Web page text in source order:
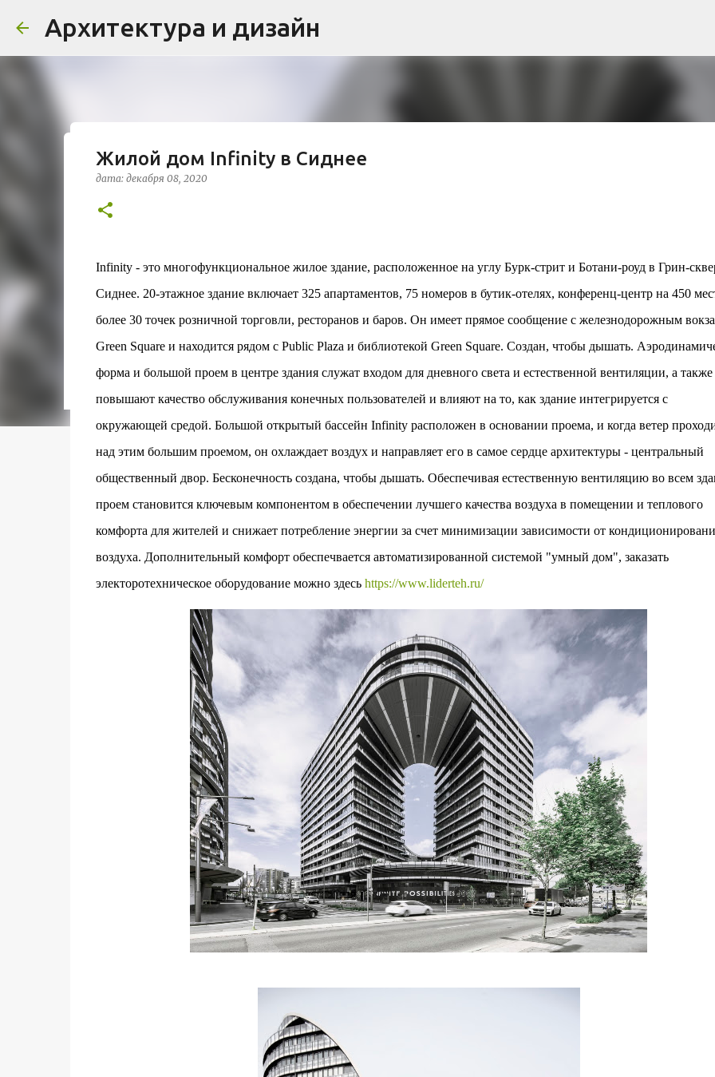
Архитектура и дизайн
Проект дома в стиле модерна и современной биомимикрии
Жардена»
дата:
бюро Vincent Callebaut Architectures. Проект, расположенный на территории бывшей пехотной школы
районе Cité Créative, стал примером гармоничной интеграции современной архитектуры в
контекст. Комплекс состоит из двух объектов: «Théia» (75 квартир, из которых 17 — социального
назначения, общая площадь 5 364 м²) и «Opale & Sens» (38 квартир, включая 11 доступных, площадь 2 845
В общей сложности 113 жилых единиц спроектированы с учетом строгих норм пожарной безопасности,
принципов биоразнообразия и социальной инклюзивности. Успех проекта был подтвержден победой
городском конкурсе 2021 года и получением престижной награды «Серебряная пирамида глобального
качества» от Федерации застройщиков Окситании в 2024 году. Концепция «Jardins Secrets» — это
современный средиземноморский манифест. Архитекторы стремились объединить память о военном
прошлом участка с принц...
Жилой дом Infinity в Сиднее
дата: декабря 08, 2020
Infinity - это многофункциональное жилое здание, расположенное на углу Бурк-стрит и Ботани-роуд в Грин-
Сиднее. 20-этажное здание включает 325 апартаментов, 75 номеров в бутик-отелях, конференц-центр на 450
более 30 точек розничной торговли, ресторанов и баров. Он имеет прямое сообщение с железнодорожным
Green Square и находится рядом с Public Plaza и библиотекой Green Square. Создан, чтобы дышать.
форма и большой проем в центре здания служат входом для дневного света и естественной вентиляции, а также
повышают качество обслуживания конечных пользователей и влияют на то, как здание интегрируется с
окружающей средой. Большой открытый бассейн Infinity расположен в основании проема, и когда ветер
над этим большим проемом, он охлаждает воздух и направляет его в самое сердце архитектуры - центральный
общественный двор. Бесконечность создана, чтобы дышать. Обеспечивая естественную вентиляцию во всем
проем становится ключевым компонентом в обеспечении лучшего качества воздуха в помещении и теплового
комфорта для жителей и снижает потребление энергии за счет минимизации зависимости от
воздуха. Дополнительный комфорт обеспечвается автоматизированной системой "умный дом", заказать
электоротехническое оборудование можно здесь https://www.liderteh.ru/